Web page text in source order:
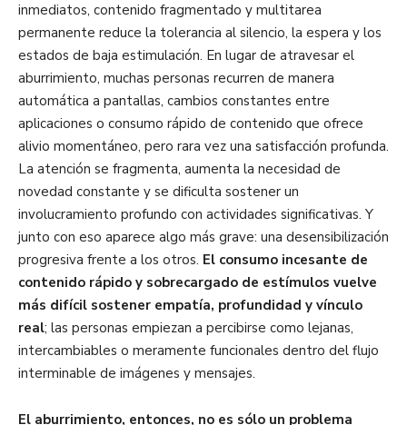
inmediatos, contenido fragmentado y multitarea
permanente reduce la tolerancia al silencio, la espera y los
estados de baja estimulación. En lugar de atravesar el
aburrimiento, muchas personas recurren de manera
automática a pantallas, cambios constantes entre
aplicaciones o consumo rápido de contenido que ofrece
alivio momentáneo, pero rara vez una satisfacción profunda.
La atención se fragmenta, aumenta la necesidad de
novedad constante y se dificulta sostener un
involucramiento profundo con actividades significativas. Y
junto con eso aparece algo más grave: una desensibilización
progresiva frente a los otros. El consumo incesante de
contenido rápido y sobrecargado de estímulos vuelve
más difícil sostener empatía, profundidad y vínculo
real; las personas empiezan a percibirse como lejanas,
intercambiables o meramente funcionales dentro del flujo
interminable de imágenes y mensajes.
El aburrimiento, entonces, no es sólo un problema